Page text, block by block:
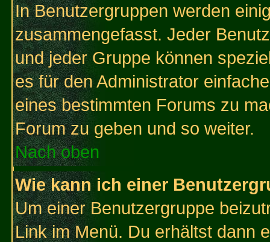
In Benutzergruppen werden
zusammengefasst. Jeder
und jeder Gruppe können
es für den Administrator
eines bestimmten Forums zu
Forum zu geben und so weiter.
Nach oben
Wie kann ich einer
Um einer Benutzergruppe
Link im Menü. Du erhältst dann